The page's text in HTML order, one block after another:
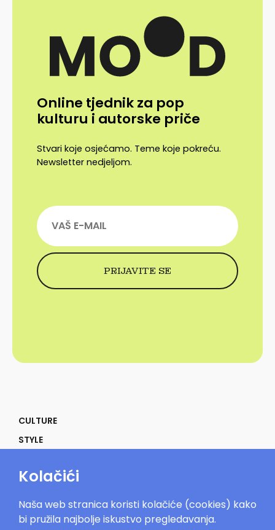
Online tjednik za pop
kulturu i autorske priče
Stvari koje osjećamo. Teme koje pokreću.
Newsletter nedjeljom.
CULTURE
STYLE
POWER
IN THE MOOD
Kolačići
Naša web stranica koristi kolačiće (cookies) kako
bi pružila najbolje iskustvo pregledavanja.